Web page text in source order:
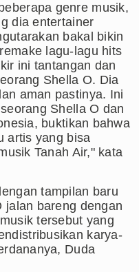
genre musik,
dia entertainer
bakal bikin
lagu-lagu hits
ini tantangan dan
Shella O. Dia
aman pastinya. Ini
Shella O dan
buktikan bahwa
artis yang bisa
Tanah Air," kata
tampilan baru
jalan bareng dengan
tersebut yang
karya-
Duda